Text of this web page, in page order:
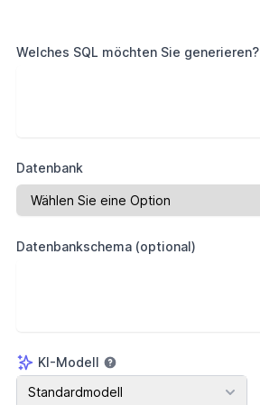
Welches SQL möchten Sie generieren?
Datenbank
Datenbankschema (optional)
KI-Modell
KI-Modell
Standardmodell